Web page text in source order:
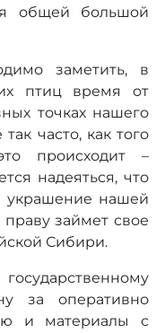
общей большой
заметить, в
птиц время от
точках нашего
часто, как того
происходит –
надеяться, что
украшение нашей
займет свое
Сибири.
за оперативно
и материалы с